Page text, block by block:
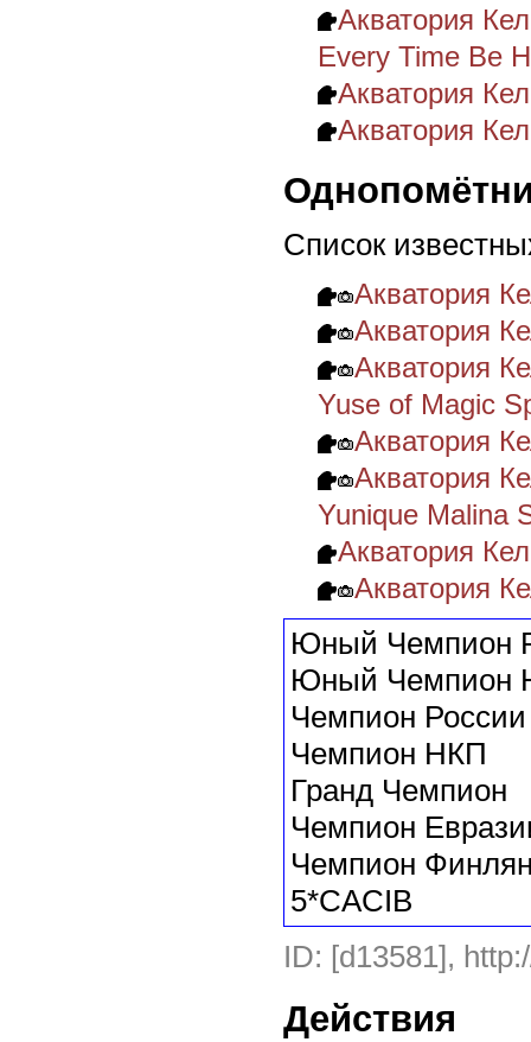
Акватория
Every Time Be
Акватория
Акватория
Список
Акватория
Акватория
Акватория
Yuse of Magic
Акватория
Акватория
Yunique Malina
Акватория
Акватория
Юный Чемпион
Юный Чемпион
Чемпион России
Чемпион НКП
Гранд Чемпион
Чемпион
Чемпион
5*CACIB
ID: [d13581],
Действия